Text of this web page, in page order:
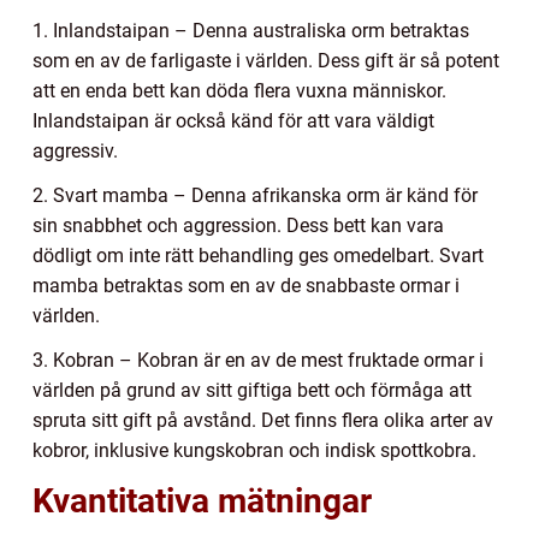
1. Inlandstaipan – Denna australiska orm betraktas
som en av de farligaste i världen. Dess gift är så potent
att en enda bett kan döda flera vuxna människor.
Inlandstaipan är också känd för att vara väldigt
aggressiv.
2. Svart mamba – Denna afrikanska orm är känd för
sin snabbhet och aggression. Dess bett kan vara
dödligt om inte rätt behandling ges omedelbart. Svart
mamba betraktas som en av de snabbaste ormar i
världen.
3. Kobran – Kobran är en av de mest fruktade ormar i
världen på grund av sitt giftiga bett och förmåga att
spruta sitt gift på avstånd. Det finns flera olika arter av
kobror, inklusive kungskobran och indisk spottkobra.
Kvantitativa mätningar